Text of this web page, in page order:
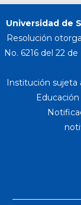
Universidad de
Resolución
No. 6216 del 22
Institución sujeta